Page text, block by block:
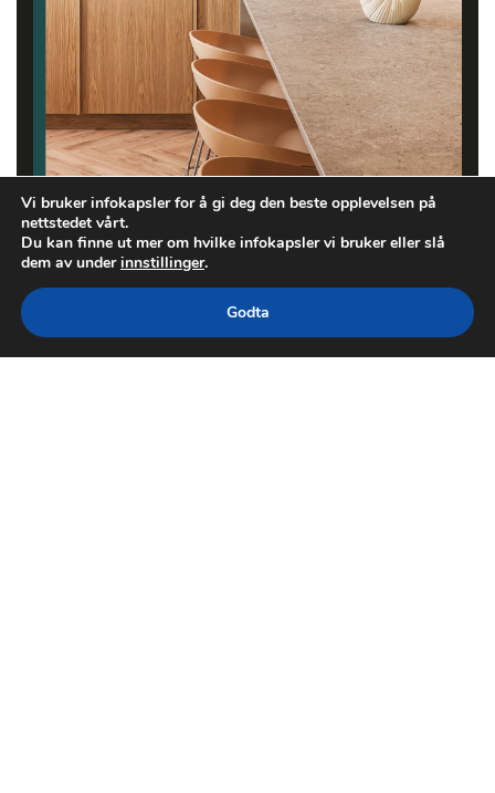
Vi bruker infokapsler for å gi deg den beste opplevelsen på
nettstedet vårt.
Du kan finne ut mer om hvilke infokapsler vi bruker eller slå
dem av underinnstillinger.
Godta